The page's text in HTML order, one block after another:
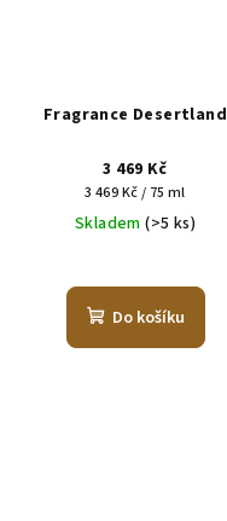
Fragrance Desertland
3 469 Kč
Měrná
cena:
3 469 Kč / 75 ml
Skladem(>5 ks)
Do košíku